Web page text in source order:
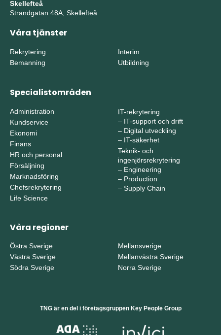
Skellefteå
Strandgatan 48A, Skellefteå
Våra tjänster
Rekrytering
Bemanning
Interim
Utbildning
Specialistområden
Administration
Kundservice
Ekonomi
Finans
HR och personal
Försäljning
Marknadsföring
Chefsrekrytering
Life Science
IT-rekrytering
– IT-support och drift
– Digital utveckling
– IT-säkerhet
Teknik- och
ingenjörsrekrytering
– Engineering
– Production
– Supply Chain
Våra regioner
Östra Sverige
Västra Sverige
Södra Sverige
Mellansverige
Mellanvästra Sverige
Norra Sverige
TNG är en del i företagsgruppen Key People Group